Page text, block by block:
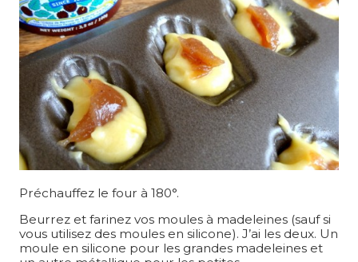
Préchauffez le four à 180°.
Beurrez et farinez vos moules à madeleines (sauf si
vous utilisez des moules en silicone). J’ai les deux. Un
moule en silicone pour les grandes madeleines et